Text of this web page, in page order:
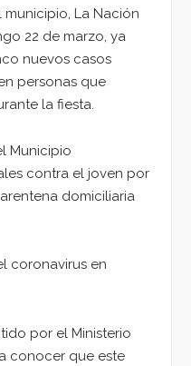
La Nación
22 de marzo, ya
nuevos casos
personas que
la fiesta.
Municipio
contra el joven por
domiciliaria
coronavirus en
por el Ministerio
conocer que este